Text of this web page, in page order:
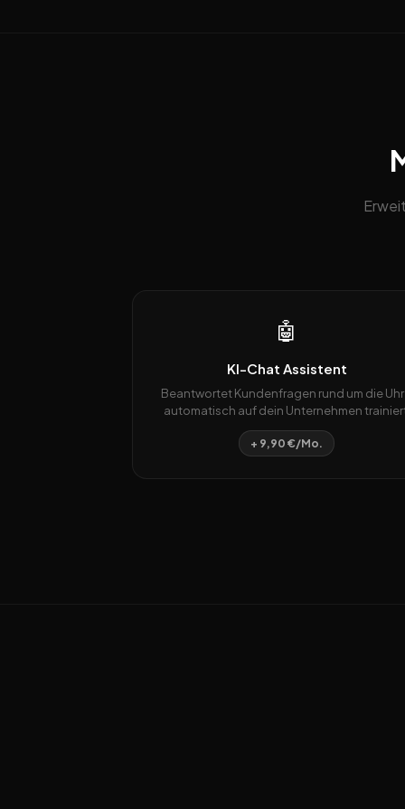
🤖
KI-Chat Assistent
Beantwortet Kundenfragen rund um die Uhr
automatisch auf dein Unternehmen
+ 9,90 €/Mo.